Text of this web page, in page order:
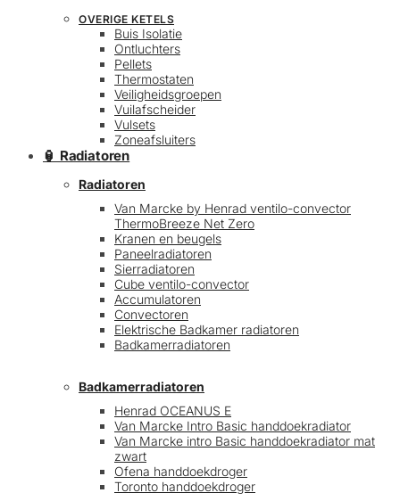
OVERIGE KETELS
Buis Isolatie
Ontluchters
Pellets
Thermostaten
Veiligheidsgroepen
Vuilafscheider
Vulsets
Zoneafsluiters
🏮 Radiatoren
Radiatoren
Van Marcke by Henrad ventilo-convector
ThermoBreeze Net Zero
Kranen en beugels
Paneelradiatoren
Sierradiatoren
Cube ventilo-convector
Accumulatoren
Convectoren
Elektrische Badkamer radiatoren
Badkamerradiatoren
Badkamerradiatoren
Henrad OCEANUS E
Van Marcke Intro Basic handdoekradiator
Van Marcke intro Basic handdoekradiator mat
zwart
Ofena handdoekdroger
Toronto handdoekdroger